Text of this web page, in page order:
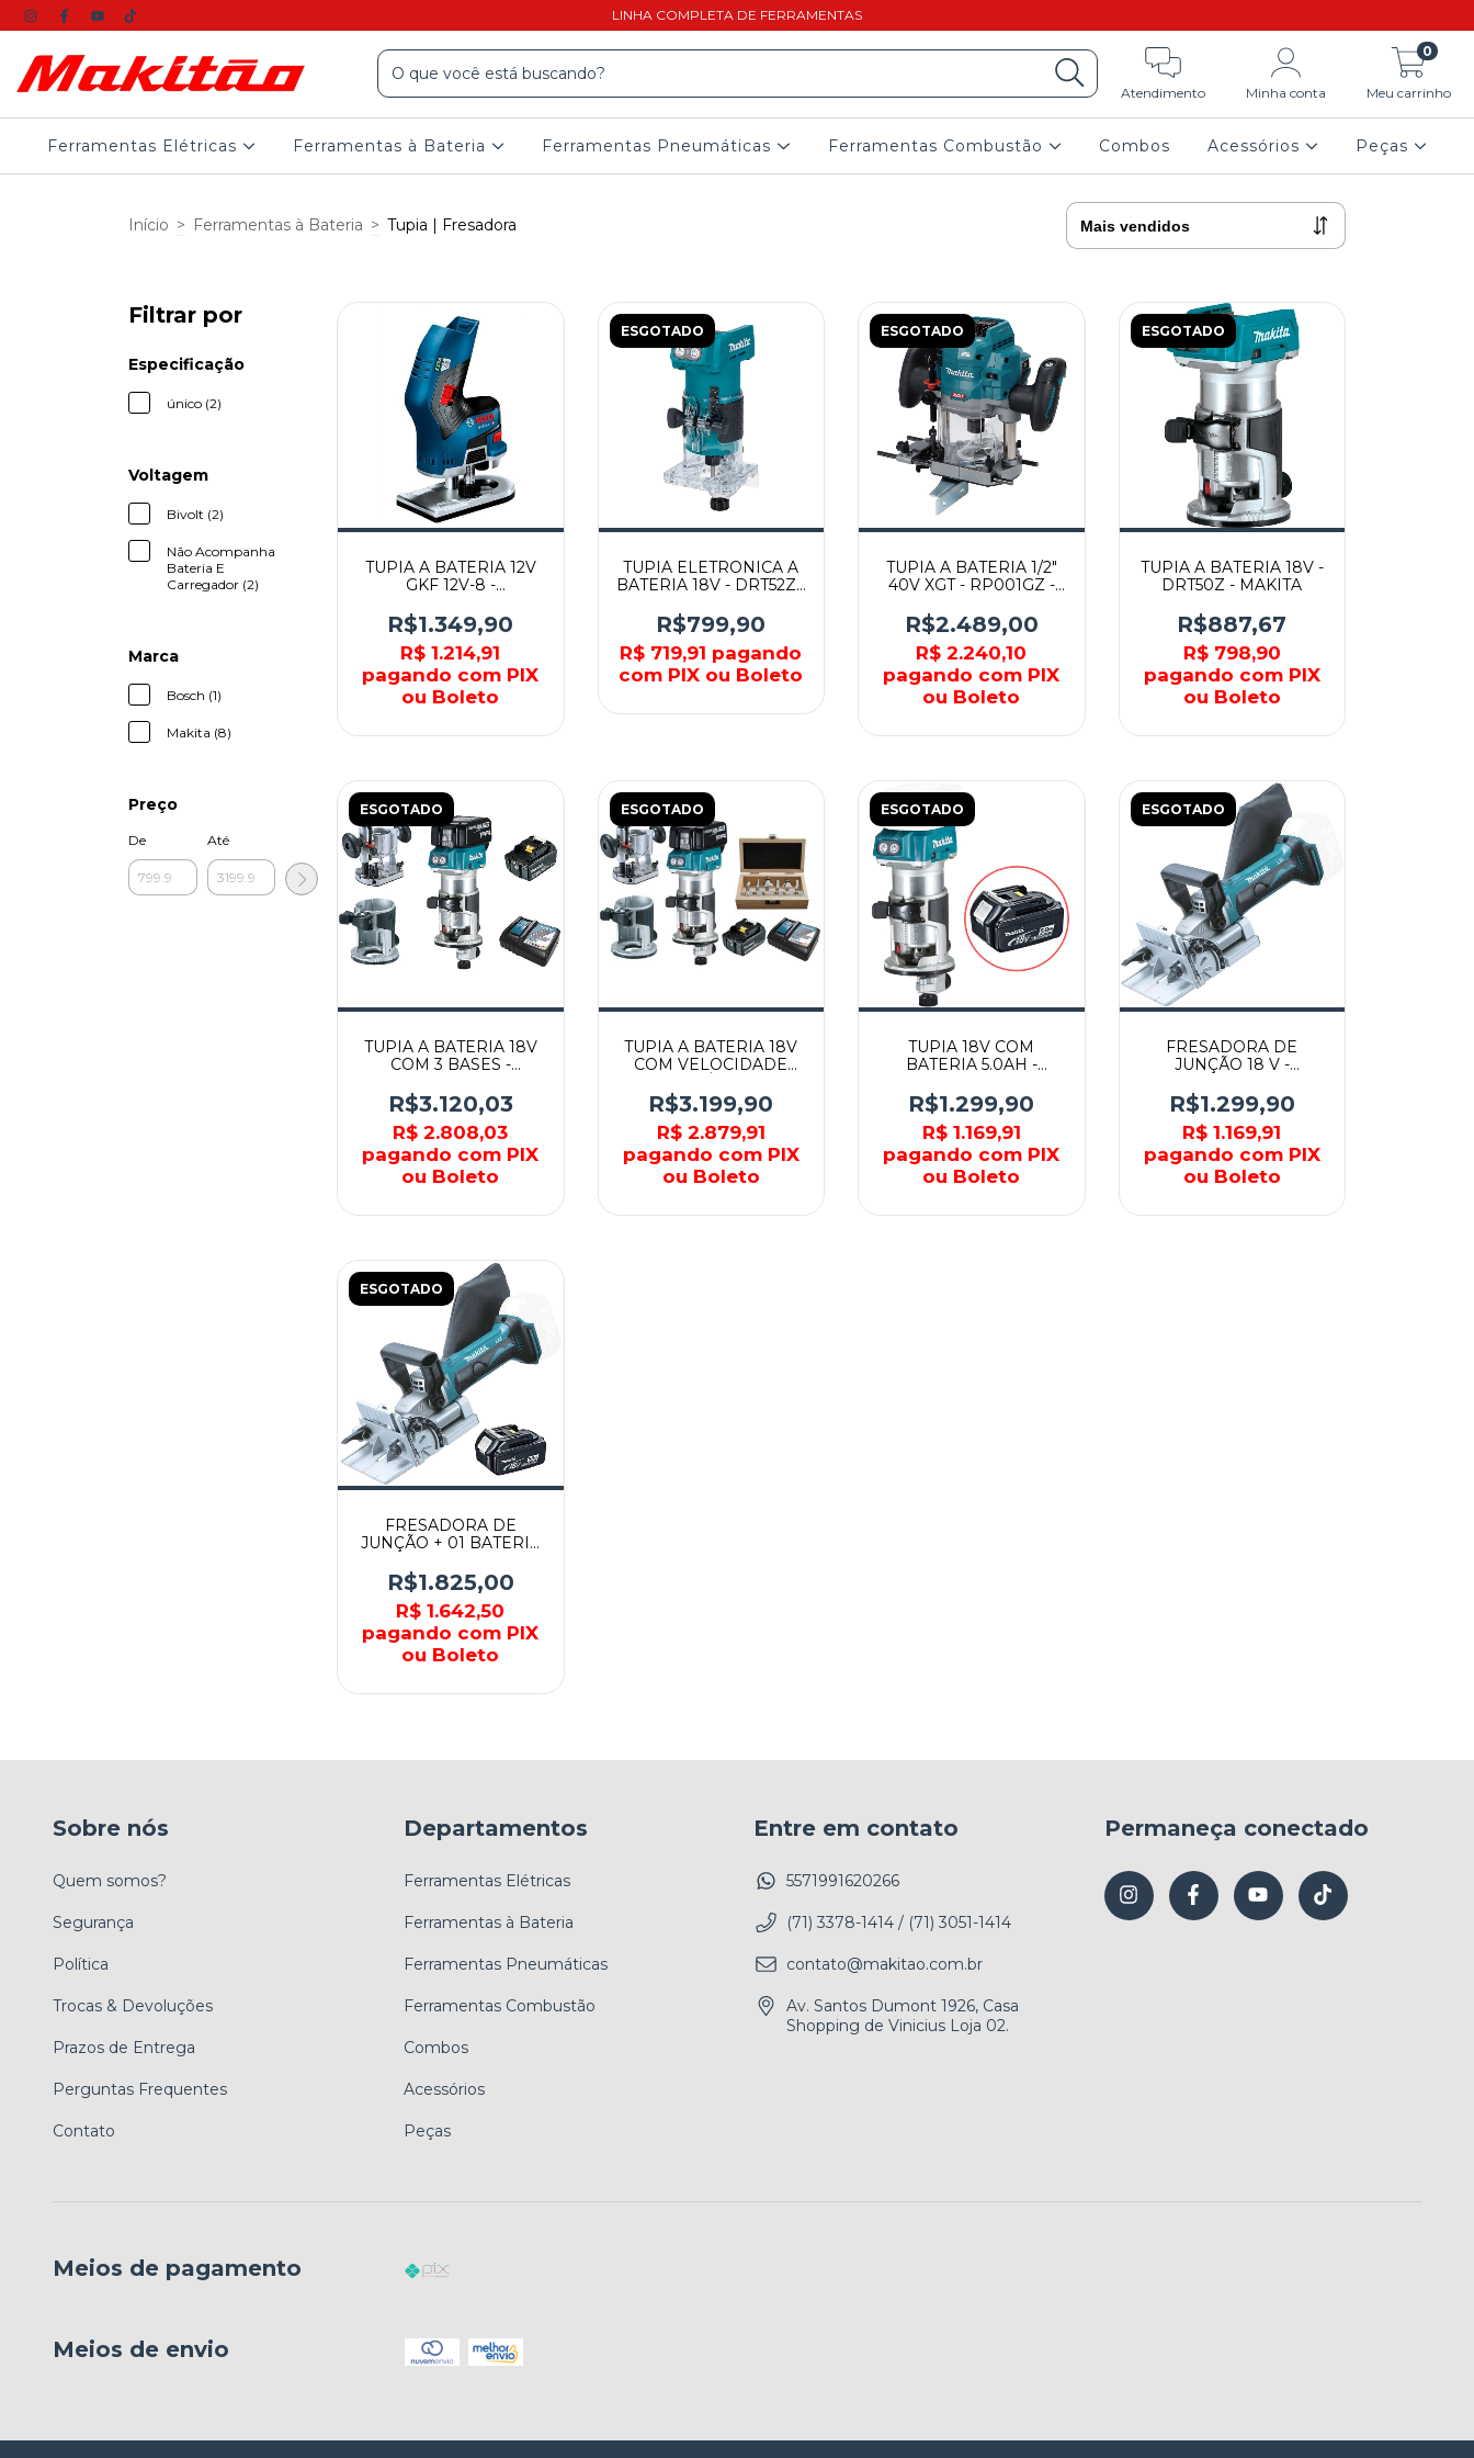
LINHA COMPLETA DE FERRAMENTAS
Atendimento Minha conta Meu carrinho
0
Ferramentas Elétricas Ferramentas à Bateria Ferramentas Pneumáticas Ferramentas Combustão Combos Acessórios Peças
Início > Ferramentas à Bateria > Tupia | Fresadora
Filtrar por
Especificação
único (2)
Voltagem
Bivolt (2)
Não Acompanha
Bateria E
Carregador (2)
Marca
Bosch (1)
Makita (8)
Preço
De Até
TUPIA A BATERIA 12V
GKF 12V-8 -
R$1.349,90
R$ 1.214,91
pagando com PIX
ou Boleto
ESGOTADO
TUPIA ELETRONICA A
BATERIA 18V - DRT52Z -
R$799,90
R$ 719,91 pagando
com PIX ou Boleto
ESGOTADO
TUPIA A BATERIA 1/2"
40V XGT - RP001GZ -
R$2.489,00
R$ 2.240,10
pagando com PIX
ou Boleto
ESGOTADO
TUPIA A BATERIA 18V -
DRT50Z - MAKITA
R$887,67
R$ 798,90
pagando com PIX
ou Boleto
ESGOTADO
TUPIA A BATERIA 18V
COM 3 BASES -
R$3.120,03
R$ 2.808,03
pagando com PIX
ou Boleto
ESGOTADO
TUPIA A BATERIA 18V
COM VELOCIDADE
DRT50RMJX2-P -
MAKITA
R$3.199,90
R$ 2.879,91
pagando com PIX
ou Boleto
ESGOTADO
TUPIA 18V COM
BATERIA 5.0AH -
R$1.299,90
R$ 1.169,91
pagando com PIX
ou Boleto
ESGOTADO
FRESADORA DE
JUNÇÃO 18 V -
R$1.299,90
R$ 1.169,91
pagando com PIX
ou Boleto
ESGOTADO
FRESADORA DE
JUNÇÃO + 01 BATERIA
- MAKITA
R$1.825,00
R$ 1.642,50
pagando com PIX
ou Boleto
Sobre nós
Quem somos?
Segurança
Política
Trocas & Devoluções
Prazos de Entrega
Perguntas Frequentes
Contato
Departamentos
Ferramentas Elétricas
Ferramentas à Bateria
Ferramentas Pneumáticas
Ferramentas Combustão
Combos
Acessórios
Peças
Entre em contato
5571991620266
(71) 3378-1414 / (71) 3051-1414
contato@makitao.com.br
Av. Santos Dumont 1926, Casa
Shopping de Vinicius Loja 02.
Permaneça conectado
Meios de pagamento
Meios de envio